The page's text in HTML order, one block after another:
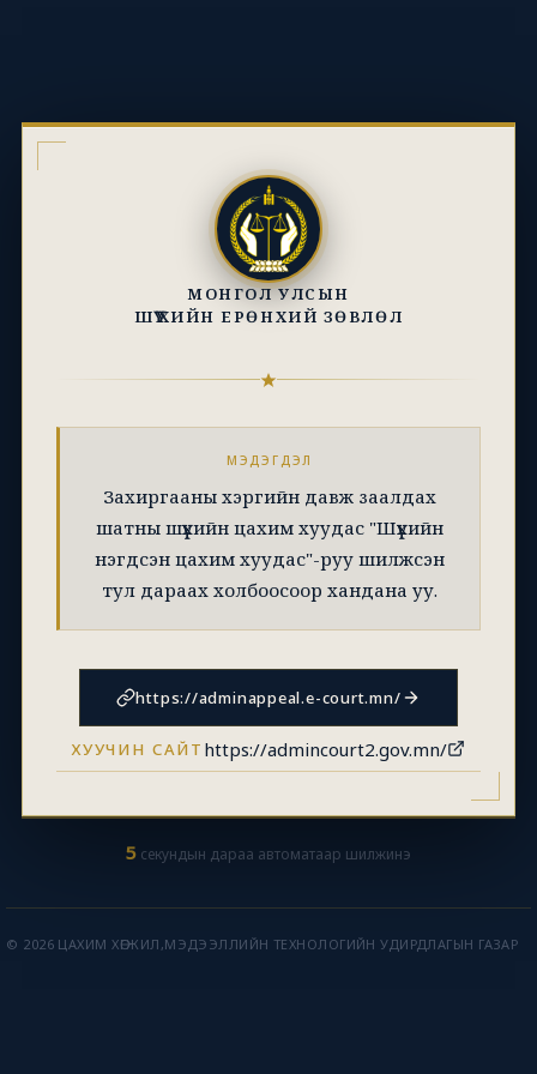
МОНГОЛ УЛСЫН
ШҮҮХИЙН ЕРӨНХИЙ ЗӨВЛӨЛ
МЭДЭГДЭЛ
Захиргааны хэргийн давж заалдах
шатны шүүхийн цахим хуудас "Шүүхийн
нэгдсэн цахим хуудас"-руу шилжсэн
тул дараах холбоосоор хандана уу.
https://adminappeal.e-court.mn/
ХУУЧИН САЙТ https://admincourt2.gov.mn/
5 секундын дараа автоматаар шилжинэ
© 2026 ЦАХИМ ХӨГЖИЛ,МЭДЭЭЛЛИЙН ТЕХНОЛОГИЙН УДИРДЛАГЫН ГАЗАР